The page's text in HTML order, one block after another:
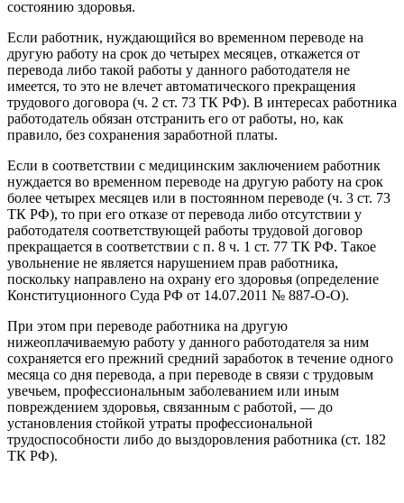
состоянию здоровья.
Если работник, нуждающийся во временном переводе на
другую работу на срок до четырех месяцев, откажется от
перевода либо такой работы у данного работодателя не
имеется, то это не влечет автоматического прекращения
трудового договора (ч. 2 ст. 73 ТК РФ). В интересах работника
работодатель обязан отстранить его от работы, но, как
правило, без сохранения заработной платы.
Если в соответствии с медицинским заключением работник
нуждается во временном переводе на другую работу на срок
более четырех месяцев или в постоянном переводе (ч. 3 ст. 73
ТК РФ), то при его отказе от перевода либо отсутствии у
работодателя соответствующей работы трудовой договор
прекращается в соответствии с п. 8 ч. 1 ст. 77 ТК РФ. Такое
увольнение не является нарушением прав работника,
поскольку направлено на охрану его здоровья (определение
Конституционного Суда РФ от 14.07.2011 № 887-О-О).
При этом при переводе работника на другую
нижеоплачиваемую работу у данного работодателя за ним
сохраняется его прежний средний заработок в течение одного
месяца со дня перевода, а при переводе в связи с трудовым
увечьем, профессиональным заболеванием или иным
повреждением здоровья, связанным с работой, — до
установления стойкой утраты профессиональной
трудоспособности либо до выздоровления работника (ст. 182
ТК РФ).